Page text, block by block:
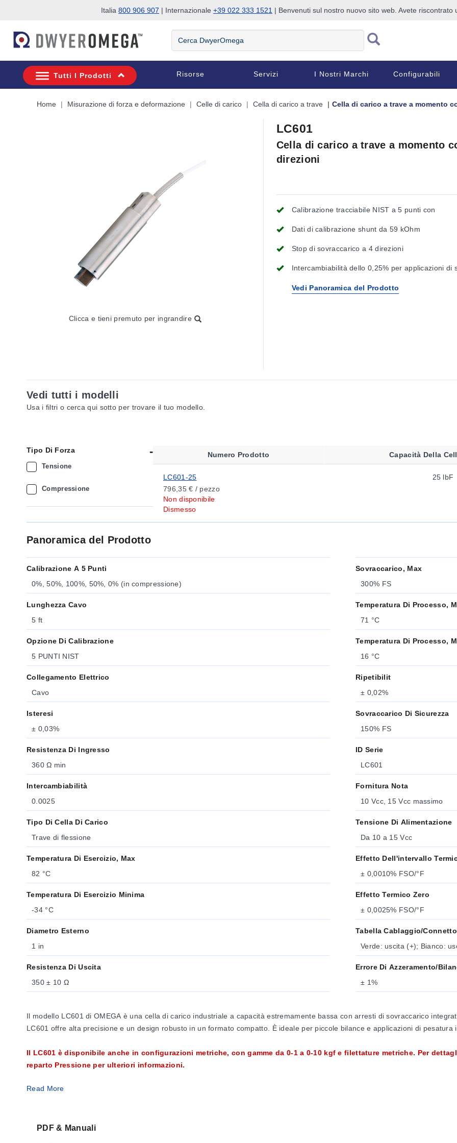
Italia 800 906 907 | Internazionale +39 022 333 1521 | Benvenuti sul nostro nuovo sito web. Avete
Cerca
DwyerOmega
Tutti I Prodotti Risorse Servizi I Nostri Marchi Configurabili
Home Misurazione di forza e deformazione Celle di carico Cella di carico a trave Cella di carico a trave a momento
Clicca e tieni premuto per ingrandire
LC601
Cella di carico a trave a momento
direzioni
Calibrazione tracciabile NIST a 5 punti con
Dati di calibrazione shunt da 59 kOhm
Stop di sovraccarico a 4 direzioni
Intercambiabilità dello 0,25% per applicazioni di
Vedi Panoramica del Prodotto
Vedi tutti i modelli
Usa i filtri o cerca qui sotto per trovare il tuo modello.
Tipo Di Forza
Tensione
Compressione
Numero Prodotto Capacità Della
LC601-25
796,35 € / pezzo
Non disponibile
Dismesso
25 lbF
Panoramica del Prodotto
Calibrazione A 5 Punti
0%, 50%, 100%, 50%, 0% (in compressione)
Lunghezza Cavo
5 ft
Opzione Di Calibrazione
5 PUNTI NIST
Collegamento Elettrico
Cavo
Isteresi
± 0,03%
Resistenza Di Ingresso
360 Ω min
Intercambiabilità
0.0025
Tipo Di Cella Di Carico
Trave di flessione
Temperatura Di Esercizio, Max
82 °C
Temperatura Di Esercizio Minima
-34 °C
Diametro Esterno
1 in
Resistenza Di Uscita
350 ± 10 Ω
Sovraccarico, Max
300% FS
Temperatura Di Processo,
71 °C
Temperatura Di Processo,
16 °C
Ripetibilit
± 0,02%
Sovraccarico Di Sicurezza
150% FS
ID Serie
LC601
Fornitura Nota
10 Vcc, 15 Vcc massimo
Tensione Di Alimentazione
Da 10 a 15 Vcc
Effetto Dell'intervallo
± 0,0010% FSO/°F
Effetto Termico Zero
± 0,0025% FSO/°F
Tabella Cablaggio/
Verde: uscita (+); Bianco:
Errore Di Azzeramento/
± 1%
Il modello LC601 di OMEGA è una cella di carico industriale a capacità estremamente bassa con arresti di sovraccarico
LC601 offre alta precisione e un design robusto in un formato compatto. È ideale per piccole bilance e applicazioni di
Il LC601 è disponibile anche in configurazioni metriche, con gamme da 0-1 a 0-10 kgf e filettature metriche. Per
reparto Pressione per ulteriori informazioni.
SPECIFICHE
Calibrazione a 5 punti (in compressione):
Read More
PDF & Manuali